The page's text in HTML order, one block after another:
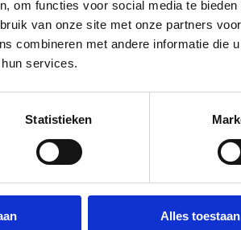
om functies voor social media te bieden
van onze site met onze partners
combineren met andere informatie die
services.
Statistieken
Alles toestaan
und